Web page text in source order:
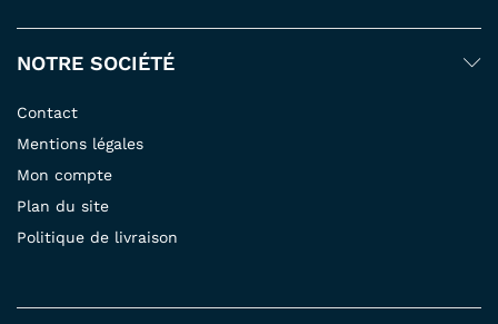
NOTRE SOCIÉTÉ
Contact
Mentions légales
Mon compte
Plan du site
Politique de livraison